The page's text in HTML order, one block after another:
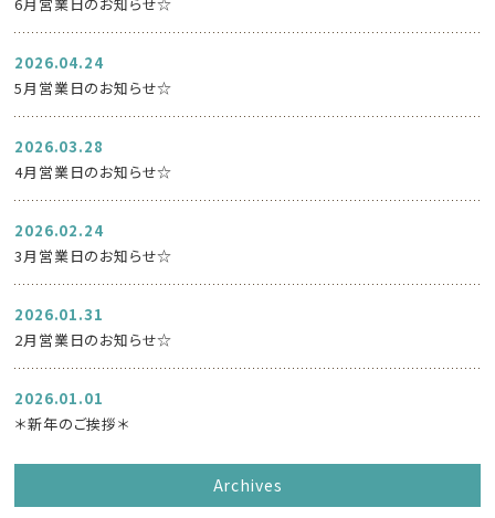
6月営業日のお知らせ☆
2026.04.24
5月営業日のお知らせ☆
2026.03.28
4月営業日のお知らせ☆
2026.02.24
3月営業日のお知らせ☆
2026.01.31
2月営業日のお知らせ☆
2026.01.01
＊新年のご挨拶＊
Archives